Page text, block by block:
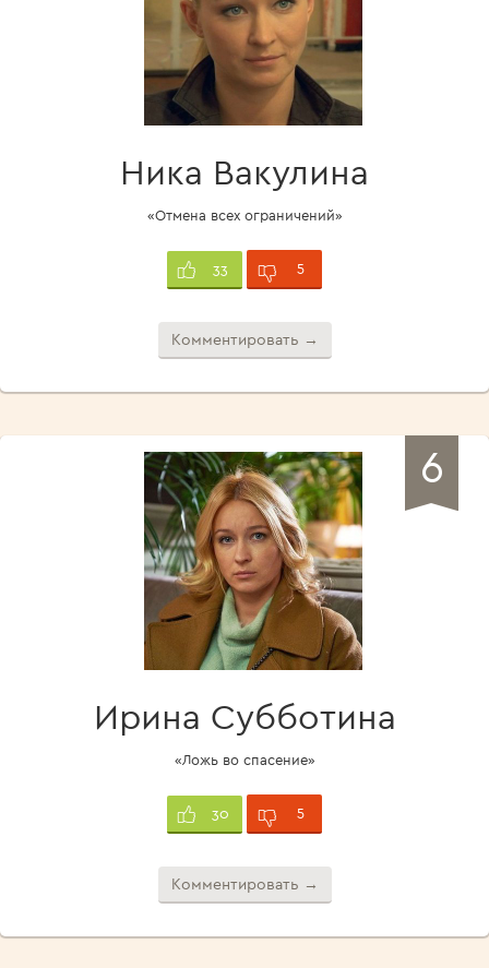
Ника Вакулина
«Отмена всех ограничений»
33 5
Комментировать →
6
Ирина Субботина
«Ложь во спасение»
30 5
Комментировать →